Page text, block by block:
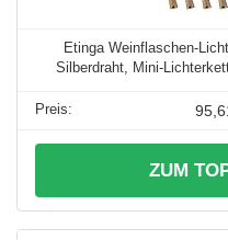
Etinga Weinflaschen-
Silberdraht, Mini-
ZUM